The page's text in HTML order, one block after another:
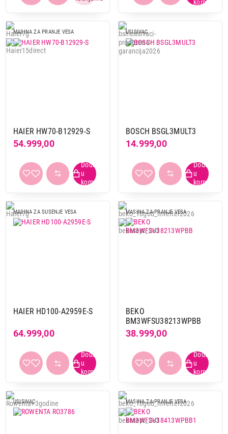
MASINA ZA PRANJE VESA
HAIER HW70-B12929-S
54.999,00
USISIVAC
BOSCH BSGL3MULT3
14.999,00
MASINA ZA SUSENJE VESA
HAIER HD100-A2959E-S
64.999,00
MASINA ZA PRANJE VESA
BEKO
BM3WFSU38213WPBB
38.999,00
USISIVAC MASINA ZA PRANJE VESA